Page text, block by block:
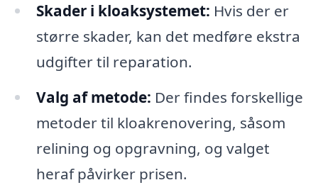
Skader i kloaksystemet: Hvis der er
større skader, kan det medføre ekstra
udgifter til reparation.
Valg af metode: Der findes forskellige
metoder til kloakrenovering, såsom
relining og opgravning, og valget
heraf påvirker prisen.